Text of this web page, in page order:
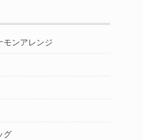
モンアレンジ
グ